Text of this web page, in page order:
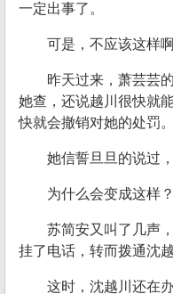
一定出事了。
可是，不应该这样啊
昨天过来，萧芸芸
她查，还说越川很快就
快就会撤销对她的处罚。
她信誓旦旦的说过
为什么会变成这样？
苏简安又叫了几声
挂了电话，转而拨通沈
这时，沈越川还在办